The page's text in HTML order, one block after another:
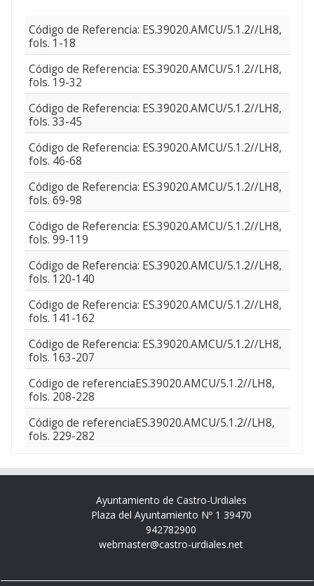
Código de Referencia: ES.39020.AMCU/5.1.2//LH8,
fols. 1-18
Código de Referencia: ES.39020.AMCU/5.1.2//LH8,
fols. 19-32
Código de Referencia: ES.39020.AMCU/5.1.2//LH8,
fols. 33-45
Código de Referencia: ES.39020.AMCU/5.1.2//LH8,
fols. 46-68
Código de Referencia: ES.39020.AMCU/5.1.2//LH8,
fols. 69-98
Código de Referencia: ES.39020.AMCU/5.1.2//LH8,
fols. 99-119
Código de Referencia: ES.39020.AMCU/5.1.2//LH8,
fols. 120-140
Código de Referencia: ES.39020.AMCU/5.1.2//LH8,
fols. 141-162
Código de Referencia: ES.39020.AMCU/5.1.2//LH8,
fols. 163-207
Código de referenciaES.39020.AMCU/5.1.2//LH8,
fols. 208-228
Código de referenciaES.39020.AMCU/5.1.2//LH8,
fols. 229-282
Ayuntamiento de Castro-Urdiales
Plaza del Ayuntamiento Nº 1 39470
942782900
webmaster@castro-urdiales.net